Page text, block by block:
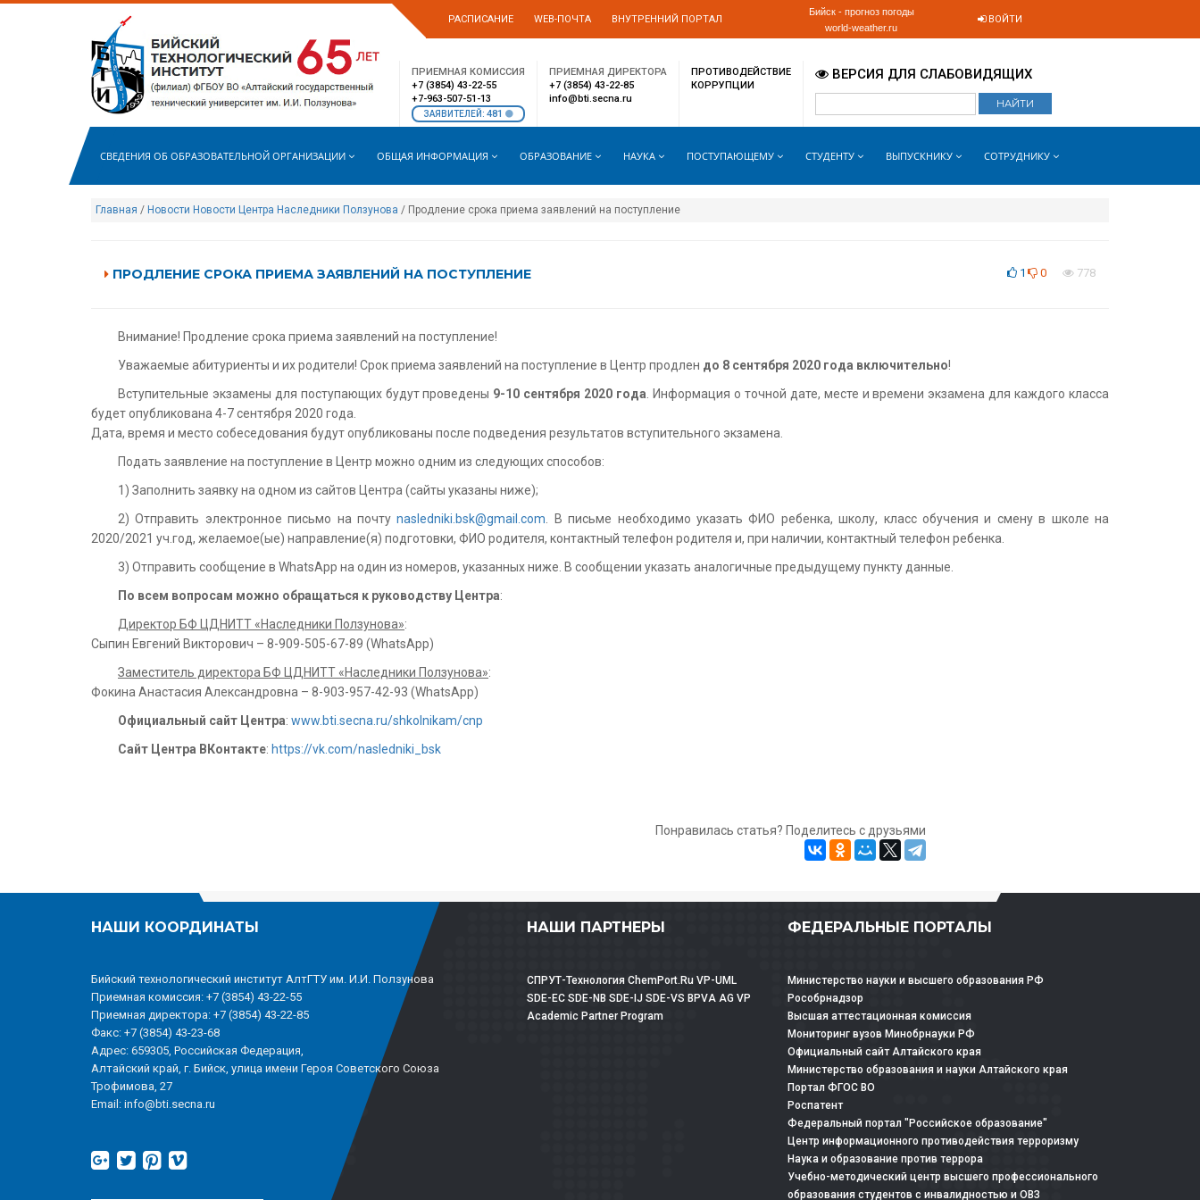
РАСПИСАНИЕ WEB-ПОЧТА ВНУТРЕННИЙ ПОРТАЛ
Бийск - прогноз погоды
world-weather.ru
ВОЙТИ
ПРИЕМНАЯ КОМИССИЯ
+7 (3854) 43-22-55
+7-963-507-51-13
ЗАЯВИТЕЛЕЙ: 481
ПРИЕМНАЯ ДИРЕКТОРА
+7 (3854) 43-22-85
info@bti.secna.ru
ПРОТИВОДЕЙСТВИЕ
КОРРУПЦИИ
ВЕРСИЯ ДЛЯ СЛАБОВИДЯЩИХ
СВЕДЕНИЯ ОБ ОБРАЗОВАТЕЛЬНОЙ ОРГАНИЗАЦИИ ОБЩАЯ ИНФОРМАЦИЯ ОБРАЗОВАНИЕ НАУКА ПОСТУПАЮЩЕМУ СТУДЕНТУ ВЫПУСКНИКУ СОТРУДНИКУ
Главная / Новости Новости Центра Наследники Ползунова / Продление срока приема заявлений на поступление
ПРОДЛЕНИЕ СРОКА ПРИЕМА ЗАЯВЛЕНИЙ НА ПОСТУПЛЕНИЕ 1 0 778
Внимание! Продление срока приема заявлений на поступление!
Уважаемые абитуриенты и их родители! Срок приема заявлений на поступление в Центр продлен до 8 сентября 2020 года включительно!
Вступительные экзамены для поступающих будут проведены 9-10 сентября 2020 года . Информация о точной дате, месте и времени экзамена для каждого класса
будет опубликована 4-7 сентября 2020 года.
Дата, время и место собеседования будут опубликованы после подведения результатов вступительного экзамена.
Подать заявление на поступление в Центр можно одним из следующих способов:
1) Заполнить заявку на одном из сайтов Центра (сайты указаны ниже);
2) Отправить электронное письмо на почтуnasledniki.bsk@gmail.com . В письме необходимо указать ФИО ребенка, школу, класс обучения и смену в школе на
2020/2021 уч.год, желаемое(ые) направление(я) подготовки, ФИО родителя, контактный телефон родителя и, при наличии, контактный телефон ребенка.
3) Отправить сообщение в WhatsApp на один из номеров, указанных ниже. В сообщении указать аналогичные предыдущему пункту данные.
По всем вопросам можно обращаться к руководству Центра:
Директор БФ ЦДНИТТ «Наследники Ползунова»:
Сыпин Евгений Викторович – 8-909-505-67-89 (WhatsApp)
Заместитель директора БФ ЦДНИТТ «Наследники Ползунова»:
Фокина Анастасия Александровна – 8-903-957-42-93 (WhatsApp)
Официальный сайт Центра: www.bti.secna.ru/shkolnikam/cnp
Сайт Центра ВКонтакте: https://vk.com/nasledniki_bsk
Понравилась статья? Поделитесь с друзьями
НАШИ КООРДИНАТЫ
Бийский технологический институт АлтГТУ им. И.И. Ползунова
Приемная комиссия: +7 (3854) 43-22-55
Приемная директора: +7 (3854) 43-22-85
Факс: +7 (3854) 43-23-68
Адрес: 659305, Российская Федерация,
Алтайский край, г. Бийск, улица имени Героя Советского Союза
Трофимова, 27
Email: info@bti.secna.ru
НАШИ ПАРТНЕРЫ
СПРУТ-Технология ChemPort.Ru VP-UML
SDE-EC SDE-NB SDE-IJ SDE-VS BPVA AG VP
Academic Partner Program
ФЕДЕРАЛЬНЫЕ ПОРТАЛЫ
Министерство науки и высшего образования РФ
Рособрнадзор
Высшая аттестационная комиссия
Мониторинг вузов Минобрнауки РФ
Официальный сайт Алтайского края
Министерство образования и науки Алтайского края
Портал ФГОС ВО
Роспатент
Федеральный портал "Российское образование"
Центр информационного противодействия терроризму
Наука и образование против террора
Учебно-методический центр высшего профессионального
образования студентов с инвалидностью и ОВЗ